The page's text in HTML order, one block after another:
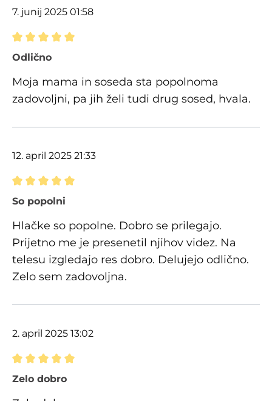
7. junij 2025 01:58
Ocena z oceno 5 od 5 zvezdic
Odlično
Moja mama in soseda sta popolnoma
zadovoljni, pa jih želi tudi drug sosed, hvala.
12. april 2025 21:33
Ocena z oceno 5 od 5 zvezdic
So popolni
Hlačke so popolne. Dobro se prilegajo.
Prijetno me je presenetil njihov videz. Na
telesu izgledajo res dobro. Delujejo odlično.
Zelo sem zadovoljna.
2. april 2025 13:02
Ocena z oceno 5 od 5 zvezdic
Zelo dobro